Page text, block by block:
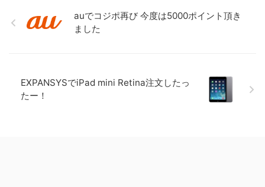
auでコジポ再び 今度は5000ポイント頂き
ました
EXPANSYSでiPad mini Retina注文したっ
たー！